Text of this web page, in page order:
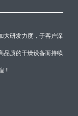
大研发力度，于客户深
品质的干燥设备而持续
！